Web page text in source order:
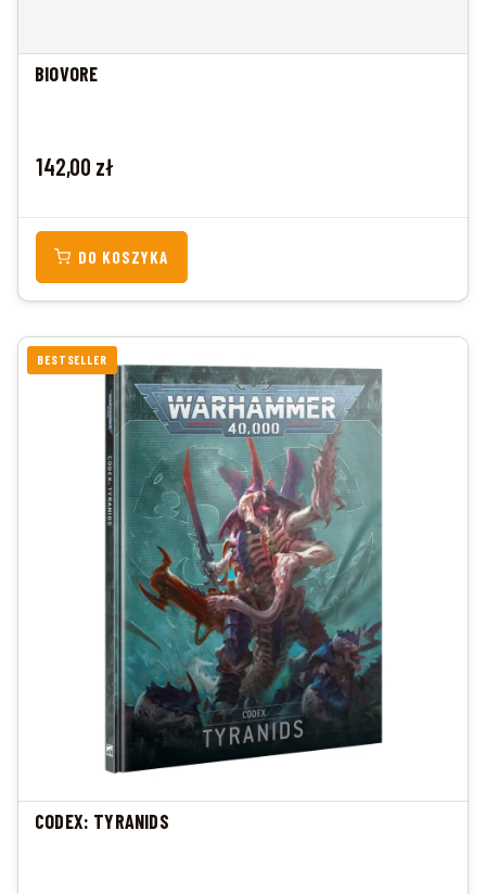
BIOVORE
Cena
142,00 zł
DO KOSZYKA
BESTSELLER
CODEX: TYRANIDS